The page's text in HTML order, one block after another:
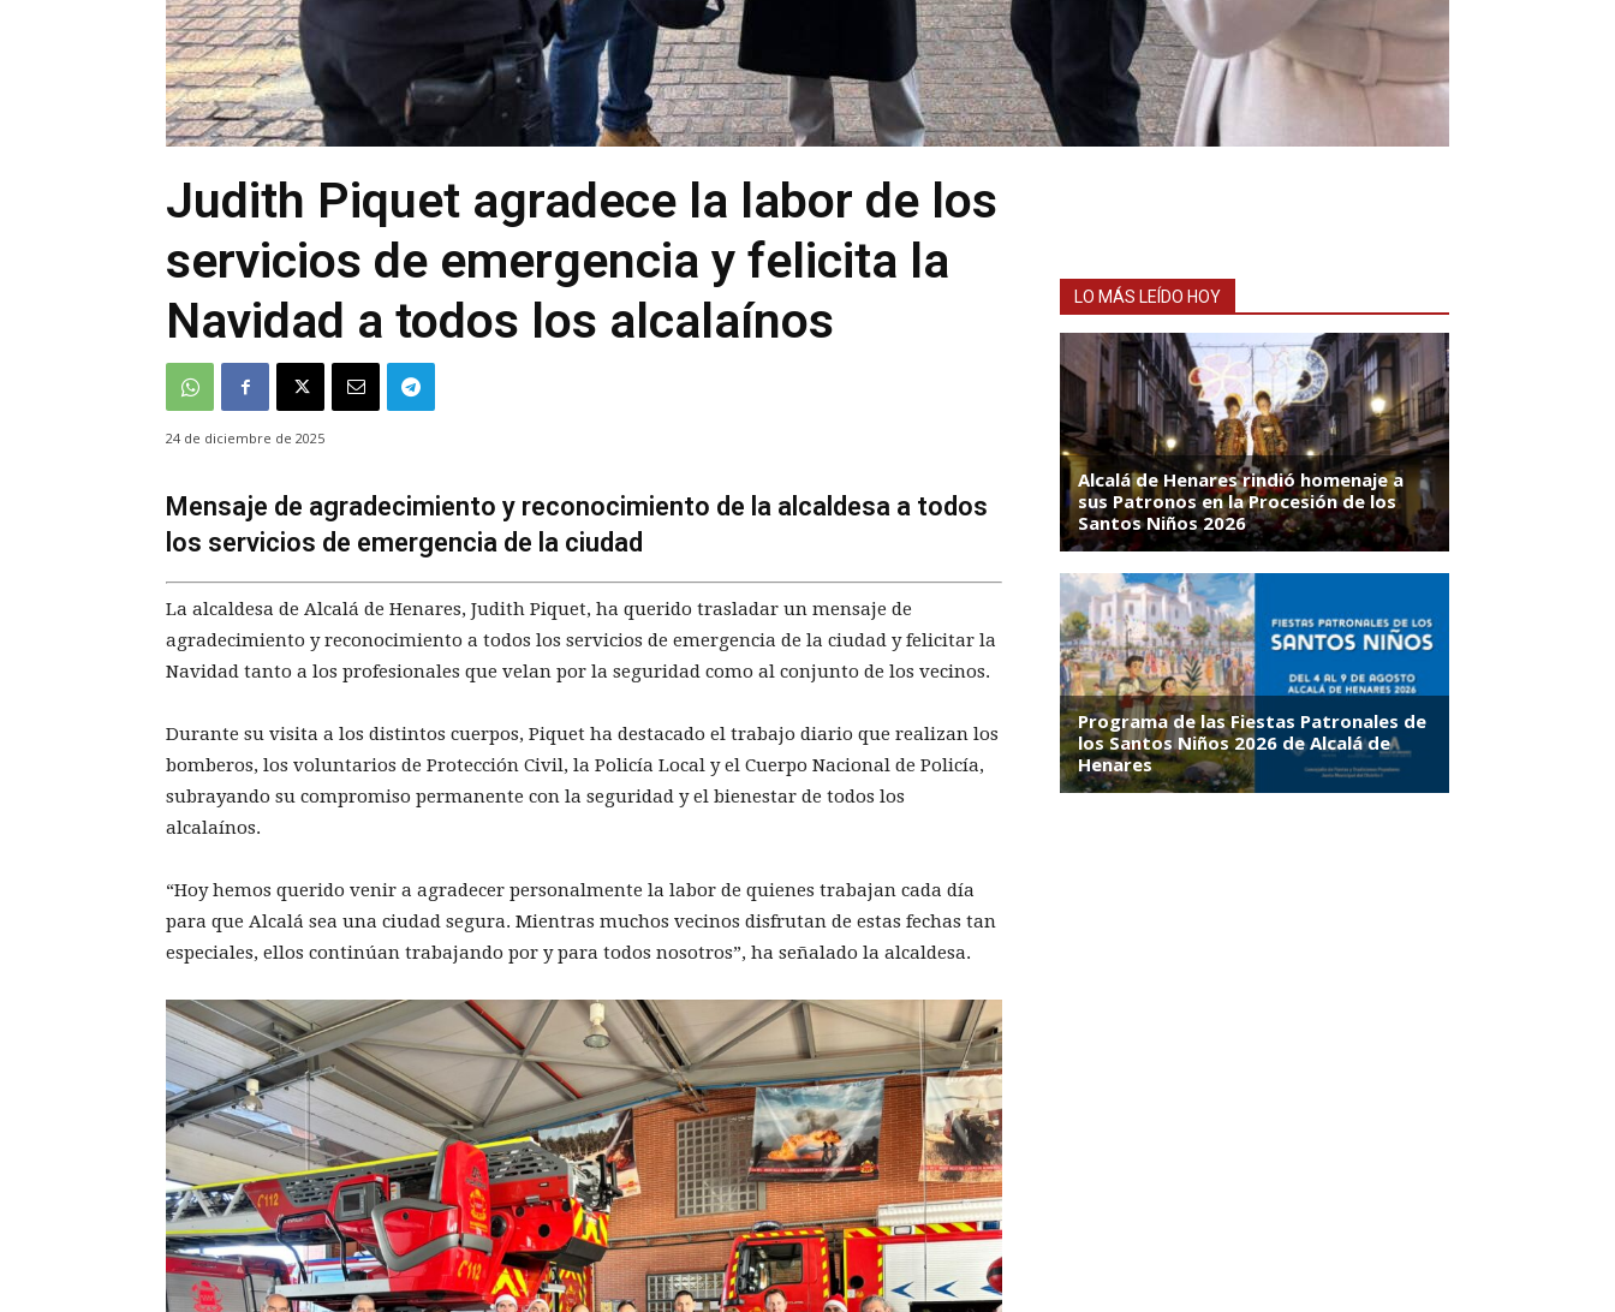
Judith Piquet agradece la labor de los
servicios de emergencia y felicita la
Navidad a todos los alcalaínos
24 de diciembre de 2025
Mensaje de agradecimiento y reconocimiento de la alcaldesa a todos
los servicios de emergencia de la ciudad
La alcaldesa de Alcalá de Henares, Judith Piquet, ha querido trasladar un mensaje de
agradecimiento y reconocimiento a todos los servicios de emergencia de la ciudad y felicitar la
Navidad tanto a los profesionales que velan por la seguridad como al conjunto de los vecinos.
Durante su visita a los distintos cuerpos, Piquet ha destacado el trabajo diario que realizan los
bomberos, los voluntarios de Protección Civil, la Policía Local y el Cuerpo Nacional de Policía,
subrayando su compromiso permanente con la seguridad y el bienestar de todos los
alcalaínos.
“Hoy hemos querido venir a agradecer personalmente la labor de quienes trabajan cada día
para que Alcalá sea una ciudad segura. Mientras muchos vecinos disfrutan de estas fechas tan
especiales, ellos continúan trabajando por y para todos nosotros”, ha señalado la alcaldesa.
LO MÁS LEÍDO HOY